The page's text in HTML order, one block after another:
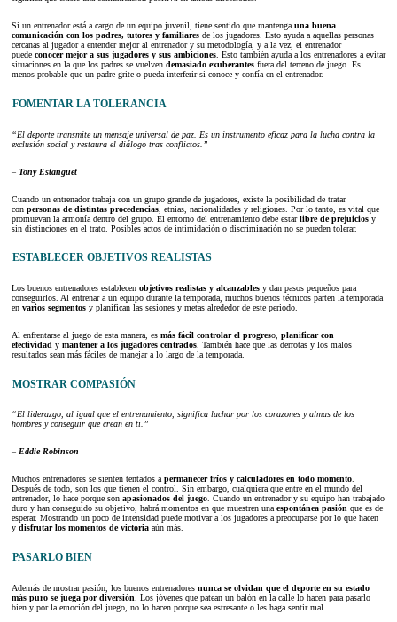
Si un entrenador está a cargo de un equipo juvenil, tiene sentido que mantenga una buena
comunicación con los padres, tutores y familiares de los jugadores. Esto ayuda a aquellas personas
cercanas al jugador a entender mejor al entrenador y su metodología, y a la vez, el entrenador
puede conocer mejor a sus jugadores y sus ambiciones . Esto también ayuda a los entrenadores a evitar
situaciones en la que los padres se vuelven demasiado exuberantes fuera del terreno de juego. Es
menos probable que un padre grite o pueda interferir si conoce y confía en el entrenador.
FOMENTAR LA TOLERANCIA
“El deporte transmite un mensaje universal de paz. Es un instrumento eficaz para la lucha contra la
exclusión social y restaura el diálogo tras conflictos.”
– Tony Estanguet
Cuando un entrenador trabaja con un grupo grande de jugadores, existe la posibilidad de tratar
con personas de distintas procedencias , etnias, nacionalidades y religiones. Por lo tanto, es vital que
promuevan la armonía dentro del grupo. El entorno del entrenamiento debe estarlibre de prejuicios y
sin distinciones en el trato. Posibles actos de intimidación o discriminación no se pueden tolerar.
ESTABLECER OBJETIVOS REALISTAS
Los buenos entrenadores establecen objetivos realistas y alcanzables y dan pasos pequeños para
conseguirlos. Al entrenar a un equipo durante la temporada, muchos buenos técnicos parten la temporada
en varios segmentos y planifican las sesiones y metas alrededor de este periodo.
Al enfrentarse al juego de esta manera, es más fácil controlar el progreso, planificar con
efectividad y mantener a los jugadores centrados . También hace que las derrotas y los malos
resultados sean más fáciles de manejar a lo largo de la temporada.
MOSTRAR COMPASIÓN
“El liderazgo, al igual que el entrenamiento, significa luchar por los corazones y almas de los
hombres y conseguir que crean en ti.”
– Eddie Robinson
Muchos entrenadores se sienten tentados apermanecer fríos y calculadores en todo momento.
Después de todo, son los que tienen el control. Sin embargo, cualquiera que entre en el mundo del
entrenador, lo hace porque son apasionados del juego. Cuando un entrenador y su equipo han trabajado
duro y han conseguido su objetivo, habrá momentos en que muestren unaespontánea pasión que es de
esperar. Mostrando un poco de intensidad puede motivar a los jugadores a preocuparse por lo que hacen
y disfrutar los momentos de victoria aún más.
PASARLO BIEN
Además de mostrar pasión, los buenos entrenadores nunca se olvidan que el deporte en su estado
más puro se juega por diversión . Los jóvenes que patean un balón en la calle lo hacen para pasarlo
bien y por la emoción del juego, no lo hacen porque sea estresante o les haga sentir mal.